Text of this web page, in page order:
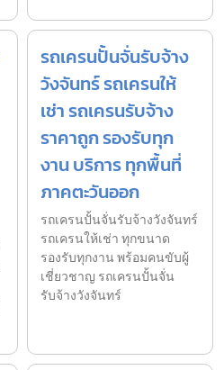
รถเครนปั้นจั่นรับจ้าง
วังจันทร์ รถเครนให้
เช่า รถเครนรับจ้าง
ราคาถูก รองรับทุก
งาน บริการ ทุกพื้นที่
ภาคตะวันออก
รถเครนปั้นจั่นรับจ้างวังจันทร์
รถเครนให้เช่า ทุกขนาด
รองรับทุกงาน พร้อมคนขับผู้
เชี่ยวชาญ รถเครนปั้นจั่น
รับจ้างวังจันทร์